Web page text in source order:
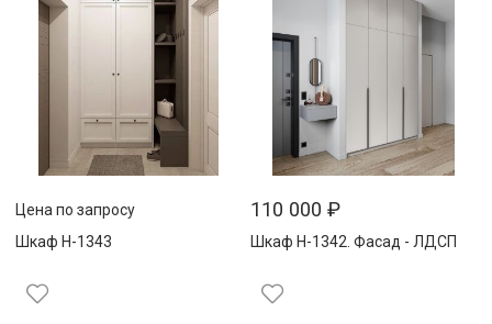
Цена по запросу
Шкаф Н-1343
110 000₽
Шкаф Н-1342. Фасад - ЛДСП